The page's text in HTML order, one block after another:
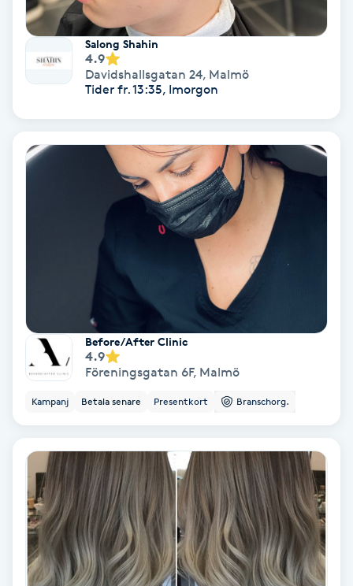
Kosmetisk tatuering
Kostrådgivning
Kroppsinpackning
Kroppspeeling
Laserbehandling
Lashlift Keratin
LED-ljusterapi
Liktornar
LPG-behandling
LPG-massage
Salong Shahin
4.9
Davidshallsgatan 24, Malmö
Tider fr. 13:35, Imorgon
Before/After Clinic
4.9
Föreningsgatan 6F, Malmö
Kampanj Betala senare Presentkort Branschorg.